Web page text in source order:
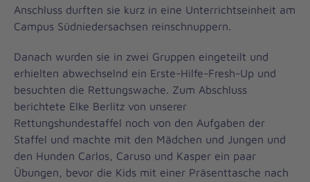
Anschluss durften sie kurz in eine Unterrichtseinheit am
Campus Südniedersachsen reinschnuppern.
Danach wurden sie in zwei Gruppen eingeteilt und
erhielten abwechselnd ein Erste-Hilfe-Fresh-Up und
besuchten die Rettungswache. Zum Abschluss
berichtete Elke Berlitz von unserer
Rettungshundestaffel noch von den Aufgaben der
Staffel und machte mit den Mädchen und Jungen und
den Hunden Carlos, Caruso und Kasper ein paar
Übungen, bevor die Kids mit einer Präsenttasche nach